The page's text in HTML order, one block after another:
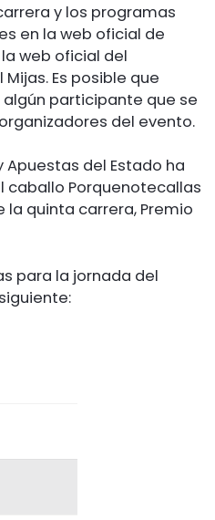
y los programas
en la web oficial de
web oficial del
Es posible que
participante que se
del evento.
Apuestas del Estado ha
caballo Porquenotecallas
la quinta carrera, Premio
para la jornada del